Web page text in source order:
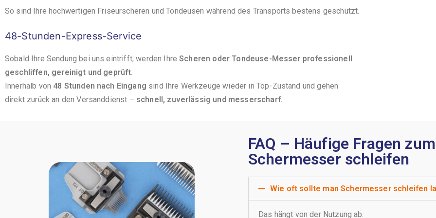
So sind Ihre hochwertigen Friseurscheren und Tondeusen während des Transports bestens geschützt.
48-Stunden-Express-Service
Sobald Ihre Sendung bei uns eintrifft, werden IhreScheren oder Tondeuse-Messer professionell
geschliffen, gereinigt und geprüft
Innerhalb von 48 Stunden nach Eingang sind Ihre Werkzeuge wieder in Top-Zustand und gehen
direkt zurück an den Versanddienst – schnell, zuverlässig und messerscharf.
FAQ – Häufige Fragen zum
Schermesser schleifen
Wie oft sollte man Schermesser schleifen
Das hängt von der Nutzung ab.